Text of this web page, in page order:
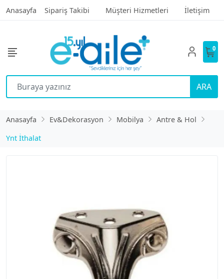
Anasayfa Sipariş Takibi Müşteri Hizmetleri İletişim
ARA
0
Anasayfa Ev&Dekorasyon Mobilya
Antre & Hol
Ynt İthalat